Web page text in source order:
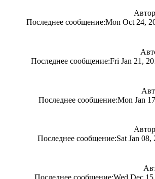
Последнее сообщение:Mon Oct 24,
Последнее сообщение:Fri Jan 21,
Последнее сообщение:Mon Jan
Последнее сообщение:Sat Jan 08,
Последнее сообщение:Wed Dec